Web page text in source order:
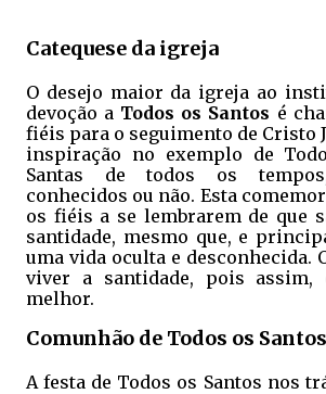
Catequese da igreja
O desejo maior da igreja ao
devoção a Todos os Santos é
fiéis para o seguimento de Cristo
inspiração no exemplo de
Santas de todos os
conhecidos ou não. Esta
os fiéis a se lembrarem de que
santidade, mesmo que, e
uma vida oculta e desconhecida.
viver a santidade, pois assim,
melhor.
Comunhão de Todos os Santos
A festa de Todos os Santos nos